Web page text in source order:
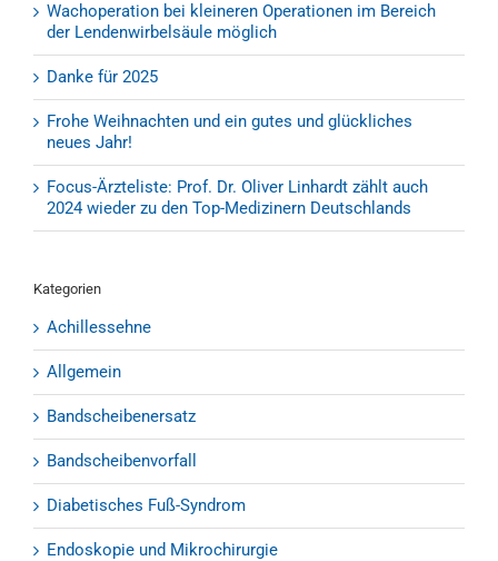
Wachoperation bei kleineren Operationen im Bereich
der Lendenwirbelsäule möglich
Danke für 2025
Frohe Weihnachten und ein gutes und glückliches
neues Jahr!
Focus-Ärzteliste: Prof. Dr. Oliver Linhardt zählt auch
2024 wieder zu den Top-Medizinern Deutschlands
Kategorien
Achillessehne
Allgemein
Bandscheibenersatz
Bandscheibenvorfall
Diabetisches Fuß-Syndrom
Endoskopie und Mikrochirurgie